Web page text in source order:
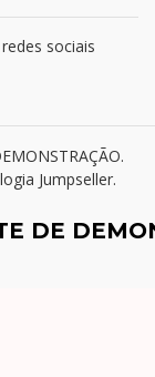
sociais
Jumpseller.
DE